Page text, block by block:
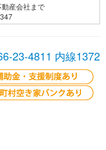
産会社まで
23-4811 内線1372